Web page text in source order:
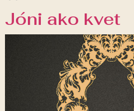
Jóni ako kvet